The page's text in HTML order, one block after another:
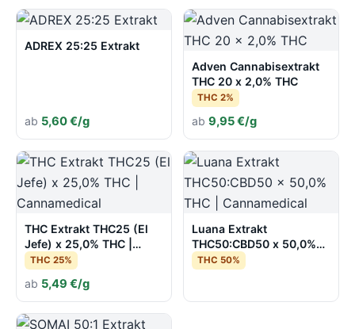
ADREX 25:25 Extrakt
ab 5,60 €/g
Adven Cannabisextrakt
THC 20 x 2,0% THC
THC 2%
ab 9,95 €/g
THC Extrakt THC25 (El
Jefe) x 25,0% THC |
Cannamedical
THC 25%
ab 5,49 €/g
Luana Extrakt
THC50:CBD50 x 50,0%
THC | Cannamedical
THC 50%